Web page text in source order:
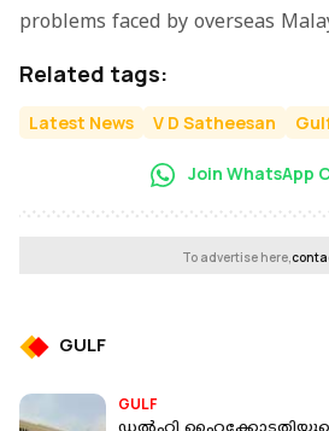
problems faced by overseas
Related tags:
Latest News V D Satheesan
Join WhatsApp
To advertise here,
GULF
GULF